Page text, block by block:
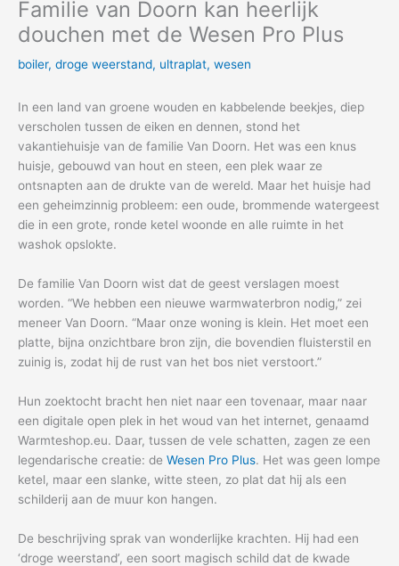
Familie van Doorn kan heerlijk
douchen met de Wesen Pro Plus
boiler, droge weerstand, ultraplat, wesen
In een land van groene wouden en kabbelende beekjes, diep
verscholen tussen de eiken en dennen, stond het
vakantiehuisje van de familie Van Doorn. Het was een knus
huisje, gebouwd van hout en steen, een plek waar ze
ontsnapten aan de drukte van de wereld. Maar het huisje had
een geheimzinnig probleem: een oude, brommende watergeest
die in een grote, ronde ketel woonde en alle ruimte in het
washok opslokte.
De familie Van Doorn wist dat de geest verslagen moest
worden. “We hebben een nieuwe warmwaterbron nodig,” zei
meneer Van Doorn. “Maar onze woning is klein. Het moet een
platte, bijna onzichtbare bron zijn, die bovendien fluisterstil en
zuinig is, zodat hij de rust van het bos niet verstoort.”
Hun zoektocht bracht hen niet naar een tovenaar, maar naar
een digitale open plek in het woud van het internet, genaamd
Warmteshop.eu. Daar, tussen de vele schatten, zagen ze een
legendarische creatie: de Wesen Pro Plus. Het was geen lompe
ketel, maar een slanke, witte steen, zo plat dat hij als een
schilderij aan de muur kon hangen.
De beschrijving sprak van wonderlijke krachten. Hij had een
‘droge weerstand’, een soort magisch schild dat de kwade